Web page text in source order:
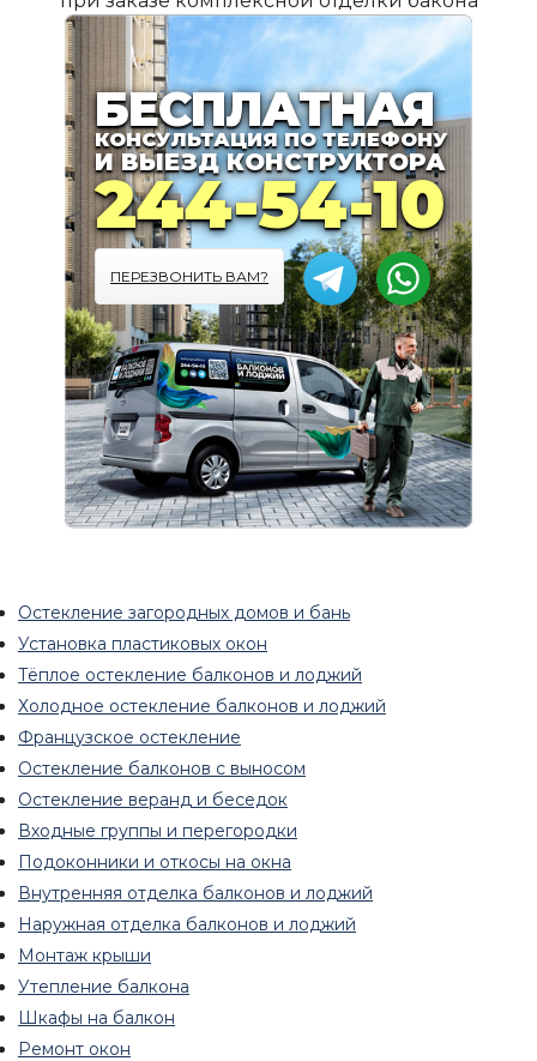
БЕСПЛАТНАЯ
КОНСУЛЬТАЦИЯ ПО ТЕЛЕФОНУ
И ВЫЕЗД КОНСТРУКТОРА
244-54-10
ПЕРЕЗВОНИТЬ ВАМ?
Остекление загородных домов и бань
Установка пластиковых окон
Тёплое остекление балконов и лоджий
Холодное остекление балконов и лоджий
Французское остекление
Остекление балконов с выносом
Остекление веранд и беседок
Входные группы и перегородки
Подоконники и откосы на окна
Внутренняя отделка балконов и лоджий
Наружная отделка балконов и лоджий
Монтаж крыши
Утепление балкона
Шкафы на балкон
Ремонт окон